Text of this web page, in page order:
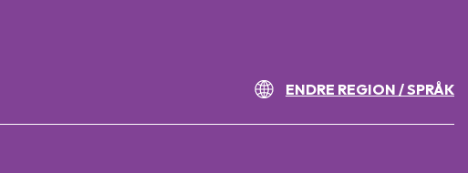
ENDRE REGION / SPRÅK